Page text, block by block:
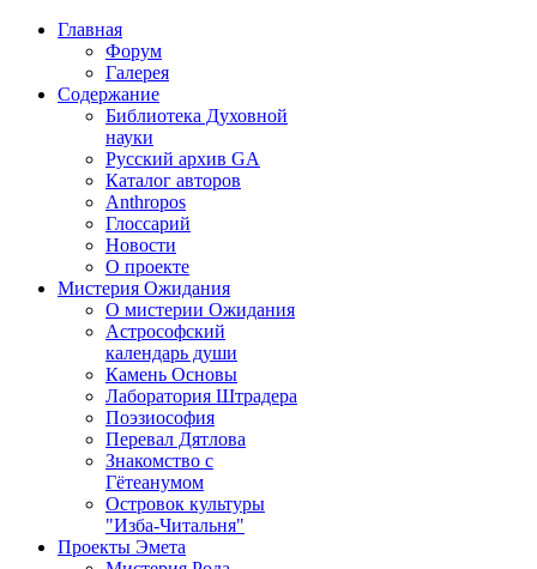
Главная
Форум
Галерея
Содержание
Библиотека Духовной
науки
Русский архив GA
Каталог авторов
Anthropos
Глоссарий
Новости
О проекте
Мистерия Ожидания
О мистерии Ожидания
Астрософский
календарь души
Камень Основы
Лаборатория Штрадера
Поэзиософия
Перевал Дятлова
Знакомство с
Гётеанумом
Островок культуры
"Изба-Читальня"
Проекты Эмета